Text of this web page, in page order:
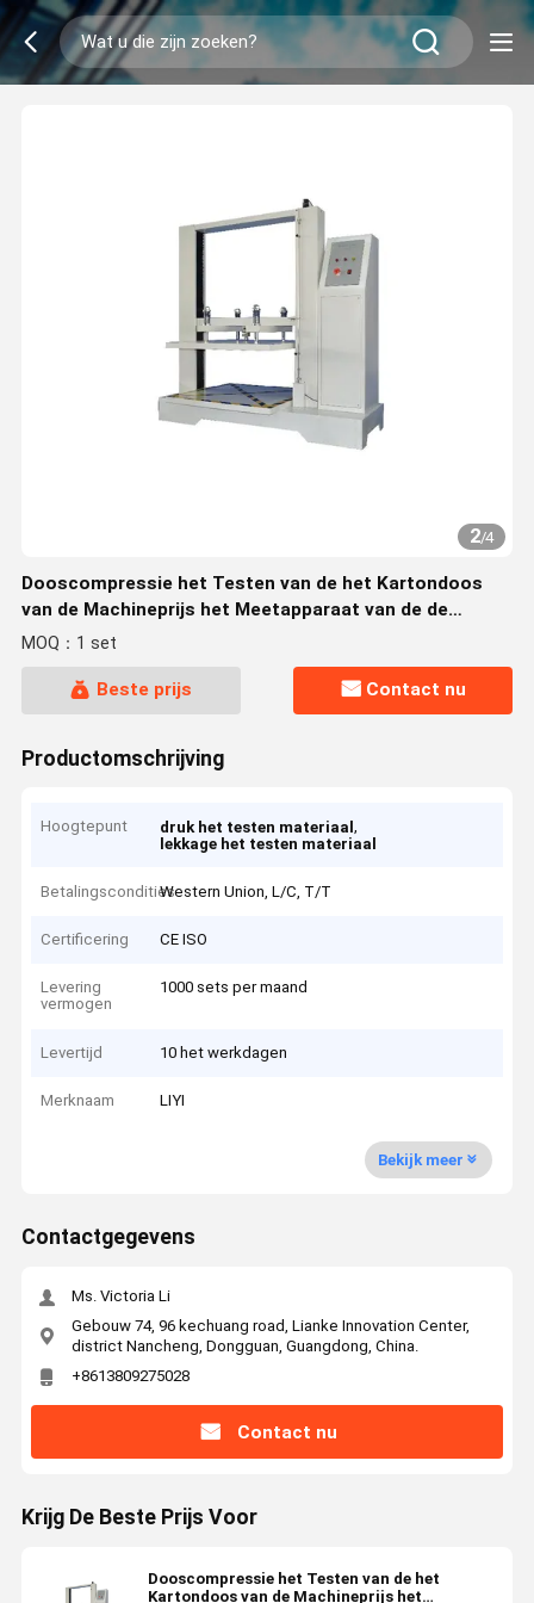
2/4
Dooscompressie het Testen van de het Kartondoos
van de Machineprijs het Meetapparaat van de de
Compressiesterkte
MOQ：1 set
Beste prijs Contact nu
Productomschrijving
Hoogtepunt druk het testen materiaal,
lekkage het testen materiaal
BetalingsconditiesWestern Union, L/C, T/T
Certificering CE ISO
Levering
vermogen
1000 sets per maand
Levertijd 10 het werkdagen
Merknaam LIYI
Bekijk meer
Contactgegevens
Ms. Victoria Li
Gebouw 74, 96 kechuang road, Lianke Innovation Center,
district Nancheng, Dongguan, Guangdong, China.
+8613809275028
Contact nu
Krijg De Beste Prijs Voor
Dooscompressie het Testen van de het
Kartondoos van de Machineprijs het